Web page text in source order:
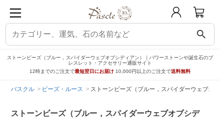
search
ストーンビーズ（ブルー，スパイダーウェブオブシディアン）｜パワーストーンや誕生石のブ
レスレット・アクセサリー通販サイト
12時までのご注文で最短翌日にお届け 10,000円以上のご注文で送料無料
パスクル ビーズ・ルース ストーンビーズ（ブルー，スパイダーウェブオ
ストーンビーズ（ブルー，スパイダーウェブオブシデ